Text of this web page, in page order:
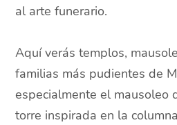
al arte funerario.
Aquí verás templos,
familias más pudientes de
especialmente el mausoleo
torre inspirada en la